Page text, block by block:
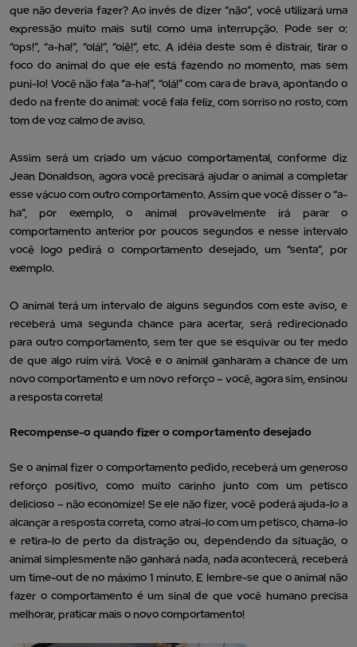
que não deveria fazer? Ao invés de dizer “não”, você utilizará uma
expressão muito mais sutil como uma interrupção. Pode ser o:
“ops!”, “a-ha!”, “olá!”, “oiê!”, etc. A idéia deste som é distrair, tirar o
foco do animal do que ele está fazendo no momento, mas sem
puni-lo! Você não fala “a-ha!”, “olá!” com cara de brava, apontando o
dedo na frente do animal: você fala feliz, com sorriso no rosto, com
tom de voz calmo de aviso.
Assim será um criado um vácuo comportamental, conforme diz
Jean Donaldson, agora você precisará ajudar o animal a completar
esse vácuo com outro comportamento. Assim que você disser o “a-
ha”, por exemplo, o animal provavelmente irá parar o
comportamento anterior por poucos segundos e nesse intervalo
você logo pedirá o comportamento desejado, um “senta”, por
exemplo.
O animal terá um intervalo de alguns segundos com este aviso, e
receberá uma segunda chance para acertar, será redirecionado
para outro comportamento, sem ter que se esquivar ou ter medo
de que algo ruim virá. Você e o animal ganharam a chance de um
novo comportamento e um novo reforço – você, agora sim, ensinou
a resposta correta!
Recompense-o quando fizer o comportamento desejado
Se o animal fizer o comportamento pedido, receberá um generoso
reforço positivo, como muito carinho junto com um petisco
delicioso – não economize! Se ele não fizer, você poderá ajuda-lo a
alcançar a resposta correta, como atrai-lo com um petisco, chama-lo
e retira-lo de perto da distração ou, dependendo da situação, o
animal simplesmente não ganhará nada, nada acontecerá, receberá
um time-out de no máximo 1 minuto. E lembre-se que o animal não
fazer o comportamento é um sinal de que você humano precisa
melhorar, praticar mais o novo comportamento!